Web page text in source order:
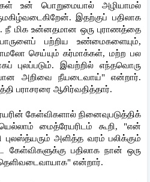
உன் பொறுமையால் அழியாமல்
இதற்குப் பதிலாக
நீ மிக உன்னதமான ஒரு புராணத்தை
பற்றிய உண்மைகளையும்,
செய்யும் கர்மாக்கள், மற்ற பல
புலப்படும். இவற்றில் எந்தவொரு
அறிவை நீயடைவாய்" என்றார்.
பராசரரை ஆசிர்வதித்தார்.
கேள்விகளால் நினைவுபடுத்திக்
மைத்ரேயரிடம் கூறி, "என்
அளித்த வரம் பலிக்கும்
கேள்விகளுக்கு பதிலாக நான் ஒரு
என்றார்.